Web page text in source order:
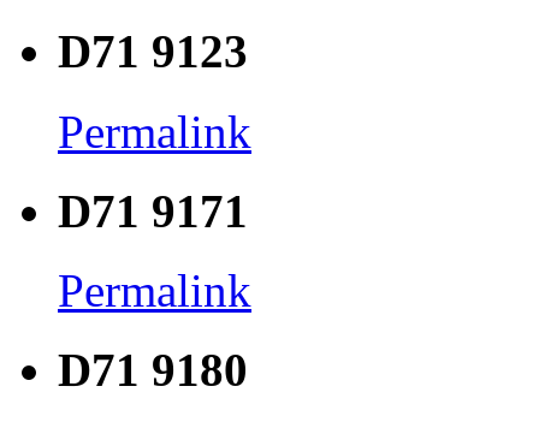
D71 9123
Permalink
D71 9171
Permalink
D71 9180